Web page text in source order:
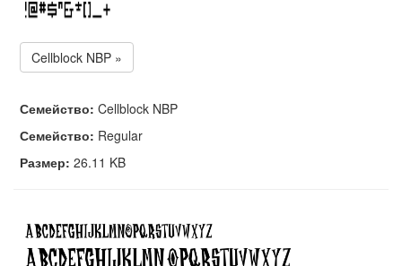
Cellblock NBP »
Семейство: Cellblock NBP
Семейство: Regular
Размер: 26.11 KB